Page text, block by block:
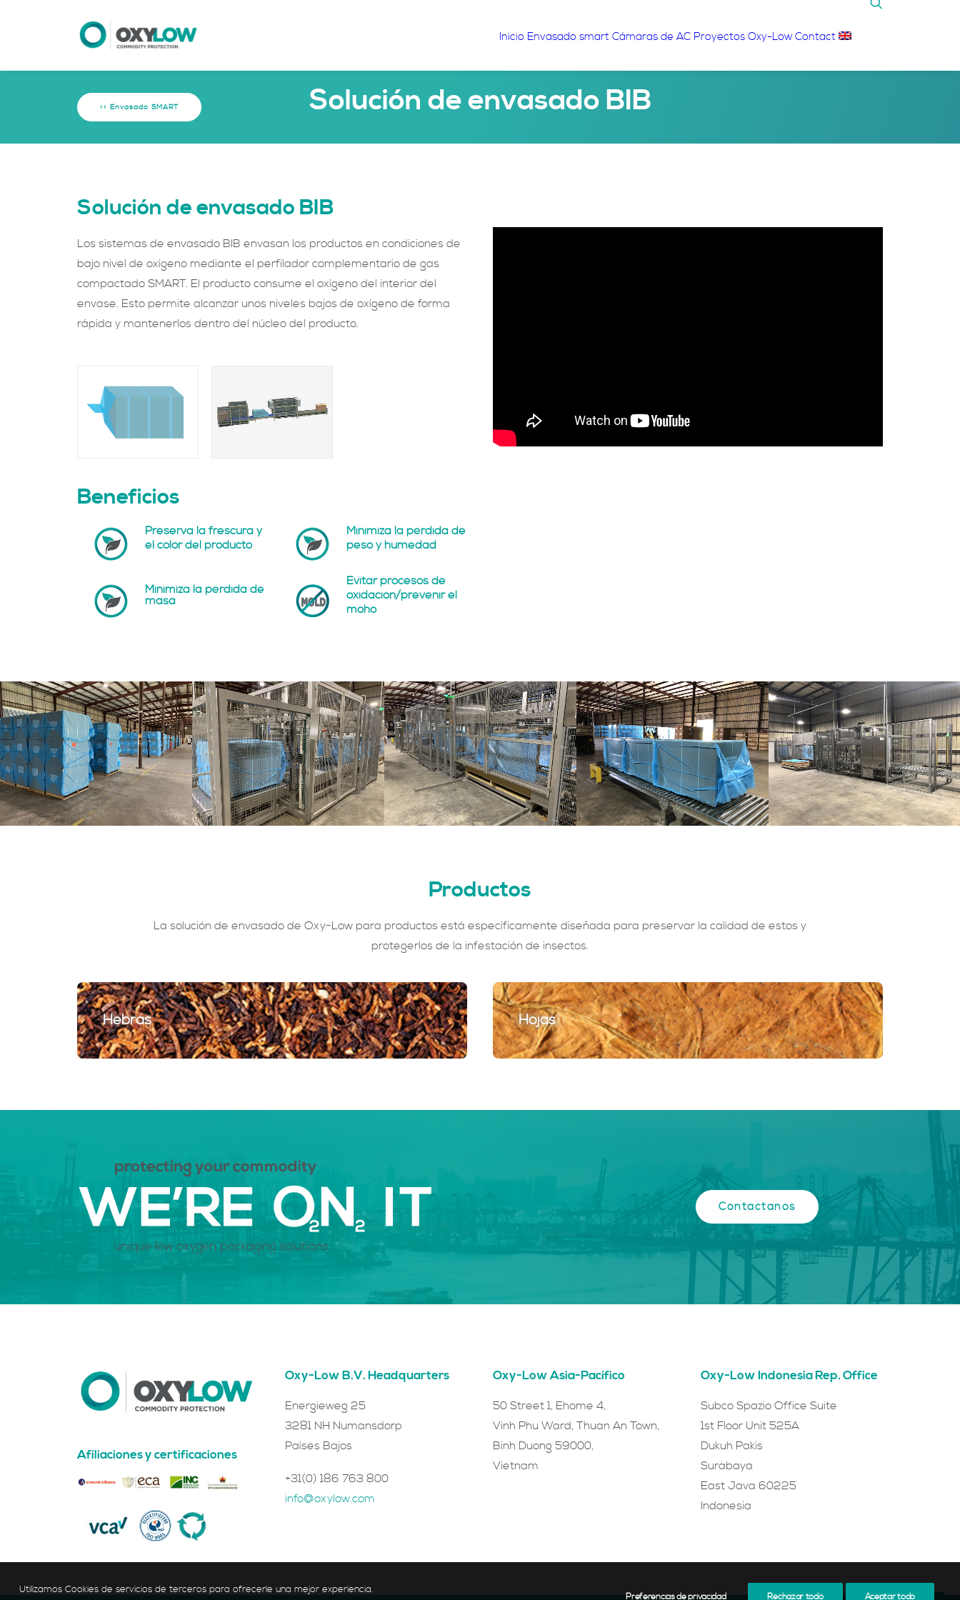
Inicio Envasado smart Cámaras de AC Proyectos Oxy-Low Contact
<< Envasado SMART Solución de envasado BIB
Solución de envasado BIB
Los sistemas de envasado BIB envasan los productos en condiciones de
bajo nivel de oxígeno mediante el perfilador complementario de gas
compactado SMART. El producto consume el oxígeno del interior del
envase. Esto permite alcanzar unos niveles bajos de oxígeno de forma
rápida y mantenerlos dentro del núcleo del producto.
Beneficios
Preserva la frescura y
el color del producto
Minimiza la pérdida de
peso y humedad
Minimiza la pérdida de
masa
Evitar procesos de
oxidación/prevenir el
moho
Productos
La solución de envasado de Oxy-Low para productos está específicamente diseñada para preservar la calidad de estos y
protegerlos de la infestación de insectos.
Hebras Hojas
Contáctanos
Afiliaciones y certificaciones
Oxy-Low B.V. Headquarters
Energieweg 25
3281 NH Numansdorp
Países Bajos
+31(0) 186 763 800
info@oxylow.com
Oxy-Low Asia-Pacífico
50 Street 1, Ehome 4,
Vinh Phu Ward, Thuan An Town,
Binh Duong 59000,
Vietnam
Oxy-Low Indonesia Rep. Office
Subco Spazio Office Suite
1st Floor Unit 525A
Dukuh Pakis
Surabaya
East Java 60225
Indonesia
Utilizamos Cookies de servicios de terceros para ofrecerle una mejor experiencia.
Preferencias de privacidad Rechazar todo Aceptar todo